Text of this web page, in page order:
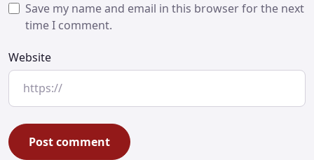
Save my name and email in this browser for the next
time I comment.
Website